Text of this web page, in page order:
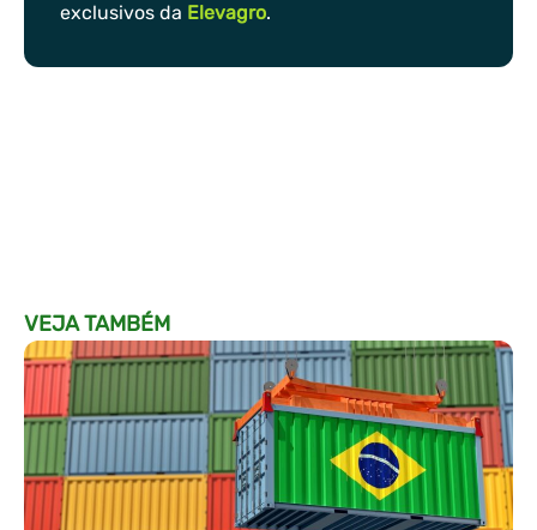
exclusivos da Elevagro.
VEJA TAMBÉM